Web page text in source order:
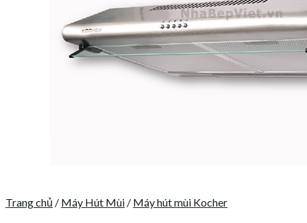
Trang chủ / Máy Hút Mùi / Máy hút mùi Kocher